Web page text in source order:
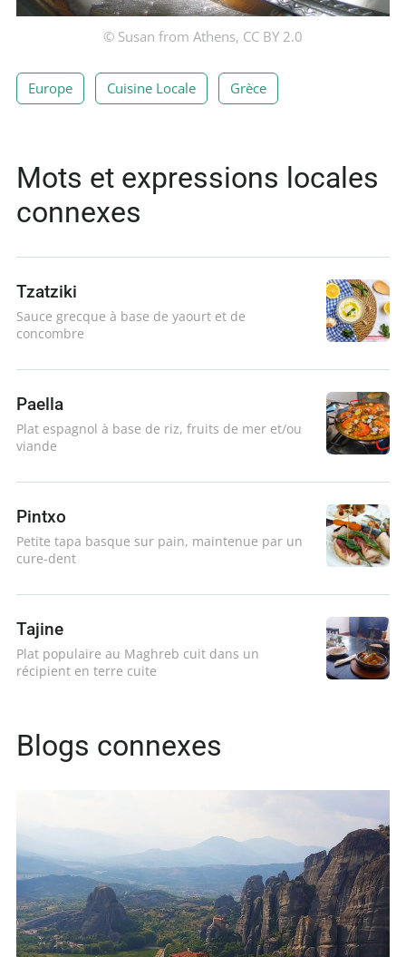
© Susan from Athens, CC BY 2.0
Europe Cuisine Locale Grèce
Mots et expressions locales
connexes
Tzatziki
Sauce grecque à base de yaourt et de
concombre
Paella
Plat espagnol à base de riz, fruits de mer et/ou
viande
Pintxo
Petite tapa basque sur pain, maintenue par un
cure-dent
Tajine
Plat populaire au Maghreb cuit dans un
récipient en terre cuite
Blogs connexes